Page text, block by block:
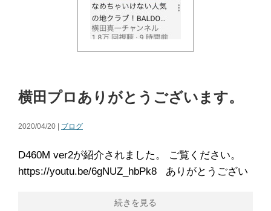
横田プロありがとうございます。
2020/04/20 | ブログ
D460M ver2が紹介されました。 ご覧ください。
https://youtu.be/6gNUZ_hbPk8 ありがとうござい
続きを見る